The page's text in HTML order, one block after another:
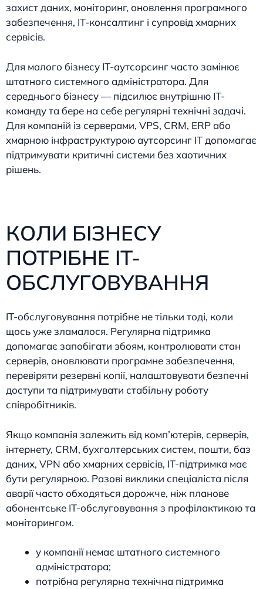
захист даних, моніторинг, оновлення програмного
забезпечення, IT-консалтинг і супровід хмарних
сервісів.
Для малого бізнесу IT-аутсорсинг часто замінює
штатного системного адміністратора. Для
середнього бізнесу — підсилює внутрішню IT-
команду та бере на себе регулярні технічні задачі.
Для компаній із серверами, VPS, CRM, ERP або
хмарною інфраструктурою аутсорсинг IT допомагає
підтримувати критичні системи без хаотичних
рішень.
КОЛИ БІЗНЕСУ
ПОТРІБНЕ IT-
ОБСЛУГОВУВАННЯ
IT-обслуговування потрібне не тільки тоді, коли
щось уже зламалося. Регулярна підтримка
допомагає запобігати збоям, контролювати стан
серверів, оновлювати програмне забезпечення,
перевіряти резервні копії, налаштовувати безпечні
доступи та підтримувати стабільну роботу
співробітників.
Якщо компанія залежить від комп’ютерів, серверів,
інтернету, CRM, бухгалтерських систем, пошти, баз
даних, VPN або хмарних сервісів, IT-підтримка має
бути регулярною. Разові виклики спеціаліста після
аварії часто обходяться дорожче, ніж планове
абонентське IT-обслуговування з профілактикою та
моніторингом.
у компанії немає штатного системного
адміністратора;
потрібна регулярна технічна підтримка